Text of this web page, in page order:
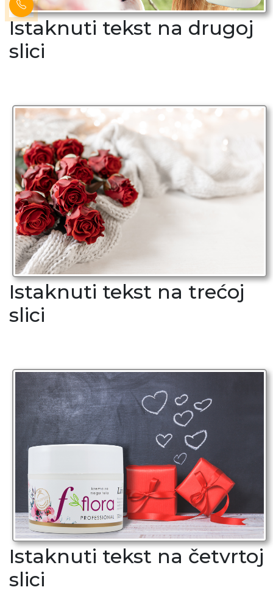
Istaknuti tekst na drugoj
slici
Istaknuti tekst na trećој
slici
Istaknuti tekst na četvrtoj
slici